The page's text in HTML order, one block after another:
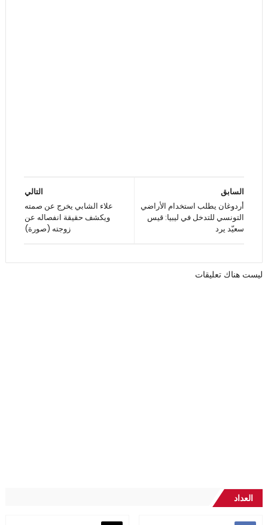
التالي
علاء الشابي يخرج عن صمته
ويكشف حقيقة انفصاله عن
زوجته (صورة)
السابق
أردوغان يطلب استخدام الأراضي
التونسي للتدخل في ليبيا: قيس
سعيّد يرد
ليست هناك تعليقات
العداد